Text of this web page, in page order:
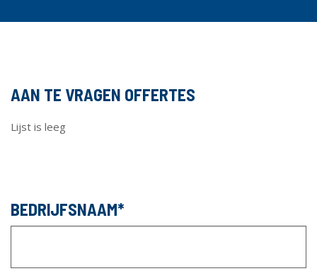
AAN TE VRAGEN OFFERTES
Lijst is leeg
BEDRIJFSNAAM